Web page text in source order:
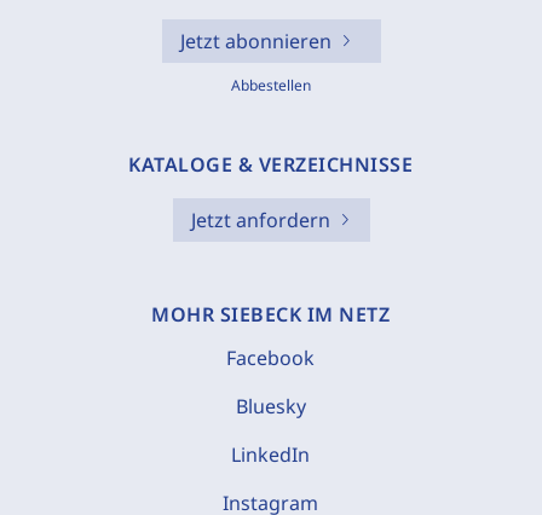
Jetzt abonnieren
Abbestellen
KATALOGE & VERZEICHNISSE
Jetzt anfordern
MOHR SIEBECK IM NETZ
Facebook
Bluesky
LinkedIn
Instagram